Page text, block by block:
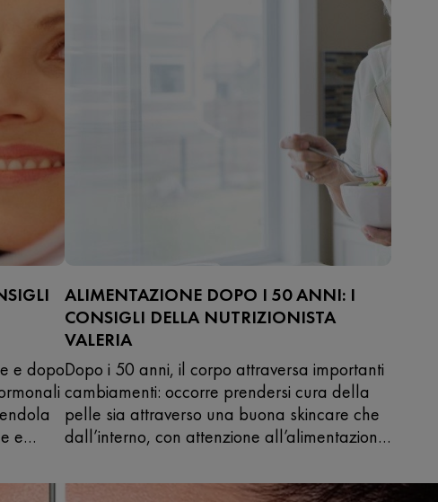
e dopo
e
ALIMENTAZIONE DOPO I 50 ANNI: I
CONSIGLI DELLA NUTRIZIONISTA
VALERIA
Dopo i 50 anni, il corpo attraversa importanti
cambiamenti: occorre prendersi cura della
pelle sia attraverso una buona skincare che
dall’interno, con attenzione all’alimentazione.